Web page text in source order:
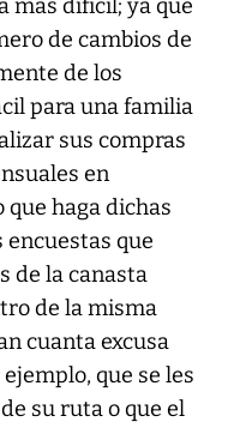
más difícil; ya que
de cambios de
de los
para una familia
sus compras
en
haga dichas
encuestas que
de la canasta
de la misma
cuanta excusa
que se les
su ruta o que el